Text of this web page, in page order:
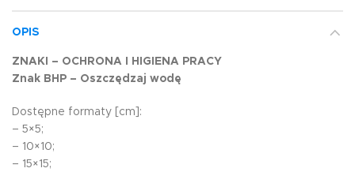
OPIS
ZNAKI – OCHRONA I HIGIENA PRACY
Znak BHP – Oszczędzaj wodę
Dostępne formaty [cm]:
– 5×5;
– 10×10;
– 15×15;